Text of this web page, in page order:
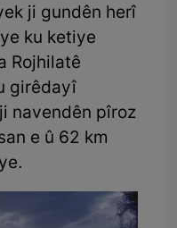
ji gundên herî
ku ketiye
Rojhilatê
girêdayî
navendên pîroz
e û 62 km